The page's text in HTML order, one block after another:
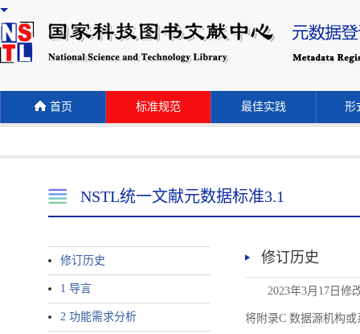
首页 标准规范 最佳实践 形
NSTL统一文献元数据标准3.1
修订历史
1 导言
2 功能需求分析
修订历史
2023年3月17日修
将附录C 数据源机构或